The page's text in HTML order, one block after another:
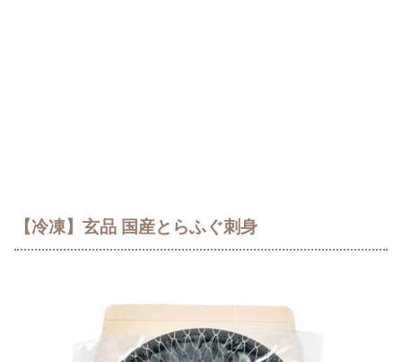
【冷凍】玄品 国産とらふぐ刺身